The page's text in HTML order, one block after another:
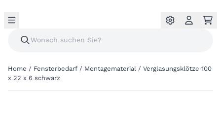
Home / Fensterbedarf / Montagematerial / Verglasungsklötze 100
x 22 x 6 schwarz